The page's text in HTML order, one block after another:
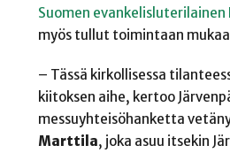
Suomen evankelisluterilainen
myös tullut toimintaan
– Tässä kirkollisessa
kiitoksen aihe, kertoo
messuyhteisöhanketta
Marttila, joka asuu itsekin